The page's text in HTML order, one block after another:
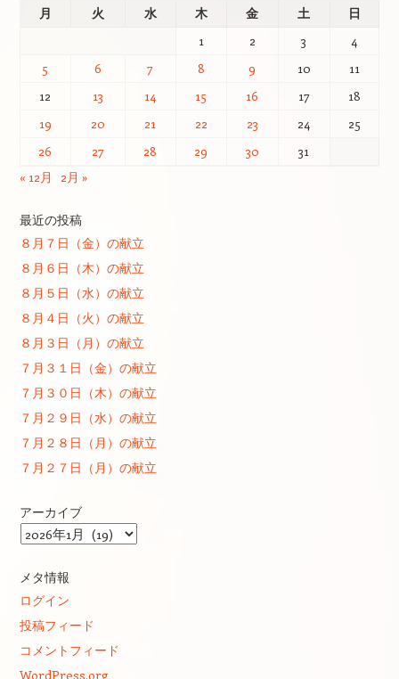
月
火 水 木 金 土
日
1
2 3
4
5
6 7 8 9 10
11
12
13 14 15 16 17
18
19
20 21 22 23 24
25
26
27 28 29 30
31
« 12月
2月 »
最近の投稿
８月７日（金）の献立
８月６日（木）の献立
８月５日（水）の献立
８月４日（火）の献立
８月３日（月）の献立
７月３１日（金）の献立
７月３０日（木）の献立
７月２９日（水）の献立
７月２８日（月）の献立
７月２７日（月）の献立
アーカイブ
ア
カ
イ
ブ
メタ情報
ログイン
投稿フィード
コメントフィード
WordPress.org